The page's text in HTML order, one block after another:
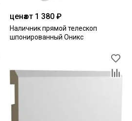
ценаот 1 380 ₽
Наличник прямой телескоп
шпонированный Оникс